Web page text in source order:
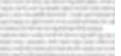
क
र
ए
न
का
उं